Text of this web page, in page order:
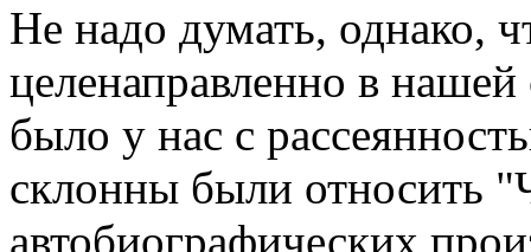
Не надо думать, однако,
целенаправленно в нашей
было у нас с
склонны были относить
автобиографических